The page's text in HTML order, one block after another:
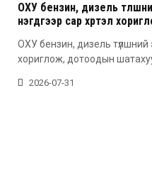
ОХУ бензин, дизель
нэгдүгээр сар хүртэл
ОХУ бензин, дизель түлшний
хориглож, дотоодын
2026-07-31